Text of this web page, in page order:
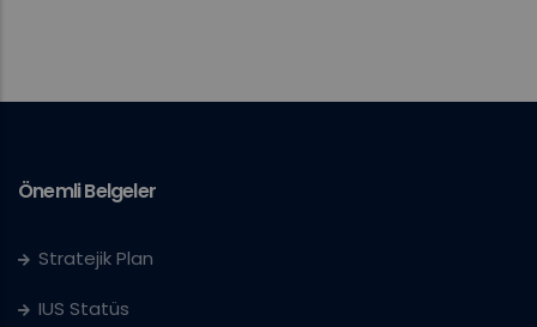
Önemli Belgeler
Stratejik Plan
IUS Statüs